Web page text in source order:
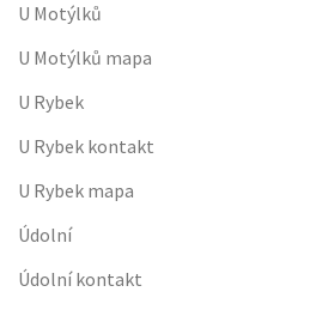
U Motýlků
U Motýlků mapa
U Rybek
U Rybek kontakt
U Rybek mapa
Údolní
Údolní kontakt